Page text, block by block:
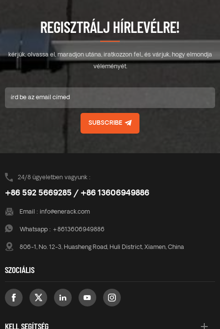
REGISZTRÁLJ HÍRLEVÉLRE!
kérjük, olvassa el, maradjon utána, iratkozzon fel,, és várjuk, hogy elmondja
véleményét.
SUBSCRIBE
24/8 ügyeletben vagyunk :
+86 592 5669285 / +86 13606949886
Email : info@enerack.com
Whatsapp : +8613606949886
806-1, No. 12-3, Huasheng Road, Huli District, Xiamen, China
SZOCIÁLIS
KELL SEGÍTSÉG